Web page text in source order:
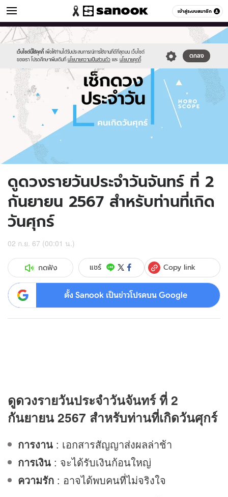
เข้าสู่ระบบสมาชิก
ดูดวง หมวดอื่นๆ
เว็บไซต์นี้ใช้คุกกี้ เพื่อให้ท่านได้รับประสบการณ์การใช้งานที่ดีที่สุดบน เว็บไซต์
ของเรา โปรดศึกษาเพิ่มเติมที่ นโยบายความเป็นส่วนตัว และ นโยบายคุกกี้
ตกลง
Sanook
//s.isanook.com/sr/0/images/logo-
new-
sanook.png
600
60
//s.isanook.com/ho/0/ud/fxd/day/daily-
horoscope-
friday.jpg
ดูดวงรายวันประจำวันจันทร์ ที่ 2
กันยายน 2567 สำหรับท่านที่เกิด
วันศุกร์
02 ก.ย. 67 (00:01 น.)
กดฟัง แชร์ Copy link
ตั้ง Sanook เป็นข่าวโปรดบน Google
ดูดวงรายวันประจำวันจันทร์ ที่ 2
กันยายน 2567 สำหรับท่านที่เกิดวันศุกร์
การงาน : เอกสารสัญญาส่งผลล่าช้า
การเงิน : จะได้รับเงินก้อนใหญ่
ความรัก : อาจได้พบคนที่ไม่จริงใจ